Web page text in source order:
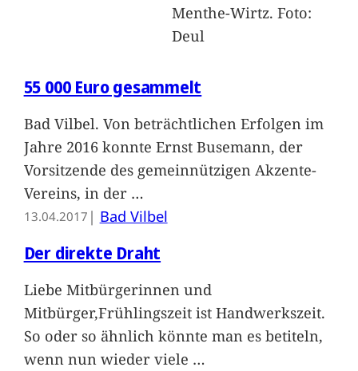
Menthe-Wirtz. Foto:
Deul
55 000 Euro gesammelt
Bad Vilbel. Von beträchtlichen Erfolgen im
Jahre 2016 konnte Ernst Busemann, der
Vorsitzende des gemeinnützigen Akzente-
Vereins, in der …
13.04.2017 | Bad Vilbel
Der direkte Draht
Liebe Mitbürgerinnen und
Mitbürger,Frühlingszeit ist Handwerkszeit.
So oder so ähnlich könnte man es betiteln,
wenn nun wieder viele …